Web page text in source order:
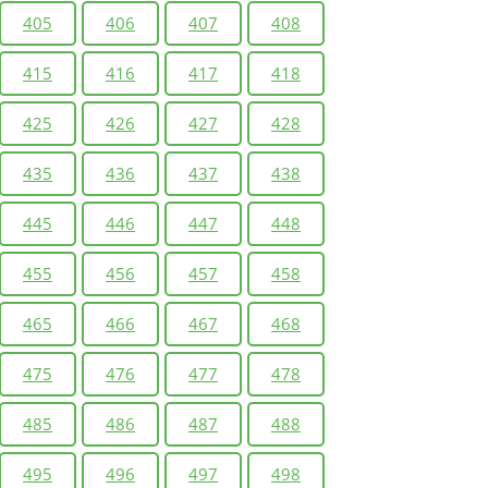
405 406 407 408
415 416 417 418
425 426 427 428
435 436 437 438
445 446 447 448
455 456 457 458
465 466 467 468
475 476 477 478
485 486 487 488
495 496 497 498